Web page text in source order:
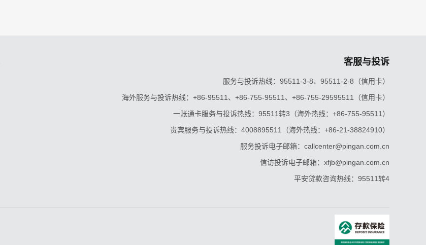
客服与投诉
服务与投诉热线：95511-3-8、95511-2-8（信用卡）
海外服务与投诉热线：+86-95511、+86-755-95511、+86-755-29595511（信用卡）
一账通卡服务与投诉热线：95511转3（海外热线：+86-755-95511）
贵宾服务与投诉热线：4008895511（海外热线：+86-21-38824910）
服务投诉电子邮箱：callcenter@pingan.com.cn
信访投诉电子邮箱：xfjb@pingan.com.cn
平安贷款咨询热线：95511转4